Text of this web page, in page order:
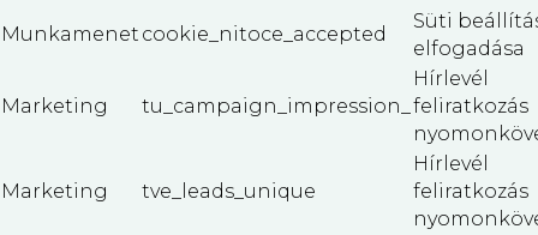
Munkamenet cookie_nitoce_accepted
Süti
elfogadása
Marketing tu_campaign_impression_
Hírlevél
feliratkozás
Marketing tve_leads_unique
Hírlevél
feliratkozás